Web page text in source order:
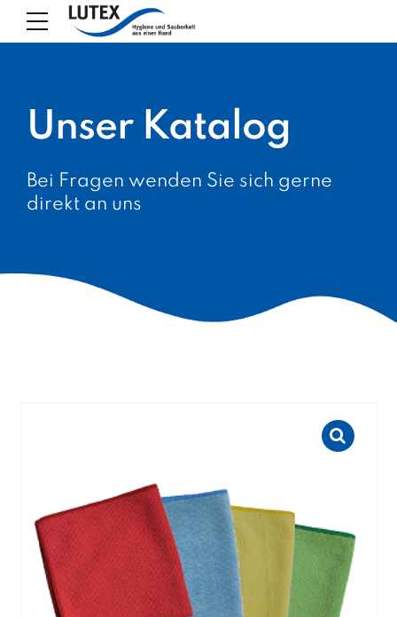
Unser Katalog
Bei Fragen wenden Sie sich gerne
direkt an uns